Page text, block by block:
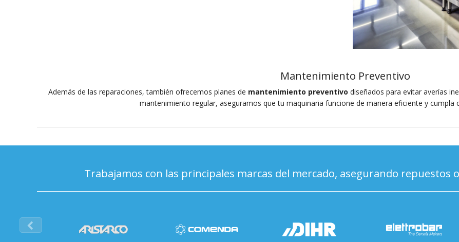
Mantenimiento Preventivo
Además de las reparaciones, también ofrecemos planes de mantenimiento preventivo diseñados para evitar averías
mantenimiento regular, aseguramos que tu maquinaria funcione de manera eficiente y cumpla
Trabajamos con las principales marcas del mercado, asegurando repuestos